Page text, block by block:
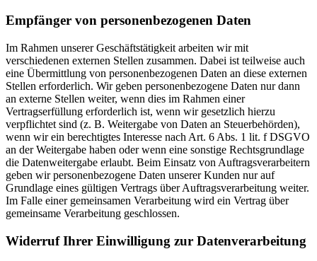
Empfänger von personenbezogenen Daten
Im Rahmen unserer Geschäftstätigkeit arbeiten wir mit
verschiedenen externen Stellen zusammen. Dabei ist teilweise auch
eine Übermittlung von personenbezogenen Daten an diese externen
Stellen erforderlich. Wir geben personenbezogene Daten nur dann
an externe Stellen weiter, wenn dies im Rahmen einer
Vertragserfüllung erforderlich ist, wenn wir gesetzlich hierzu
verpflichtet sind (z. B. Weitergabe von Daten an Steuerbehörden),
wenn wir ein berechtigtes Interesse nach Art. 6 Abs. 1 lit. f DSGVO
an der Weitergabe haben oder wenn eine sonstige Rechtsgrundlage
die Datenweitergabe erlaubt. Beim Einsatz von Auftragsverarbeitern
geben wir personenbezogene Daten unserer Kunden nur auf
Grundlage eines gültigen Vertrags über Auftragsverarbeitung weiter.
Im Falle einer gemeinsamen Verarbeitung wird ein Vertrag über
gemeinsame Verarbeitung geschlossen.
Widerruf Ihrer Einwilligung zur Datenverarbeitung